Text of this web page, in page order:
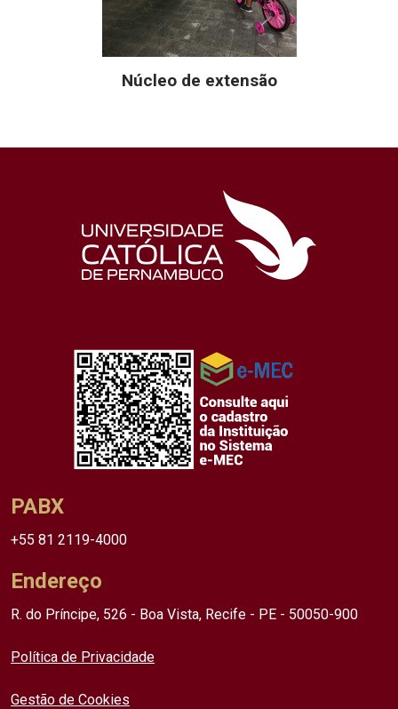
Núcleo de extensão
PABX
+55 81 2119-4000
Endereço
R. do Príncipe, 526 - Boa Vista, Recife - PE - 50050-900
Política de Privacidade
Gestão de Cookies